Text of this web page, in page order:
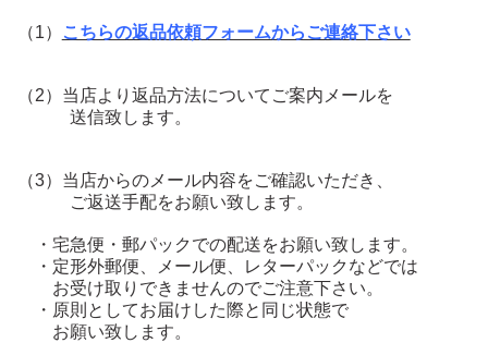
（1） こちらの返品依頼フォームからご連絡下さい
（2）当店より返品方法についてご案内メールを
送信致します。
（3）当店からのメール内容をご確認いただき、
ご返送手配をお願い致します。
・宅急便・郵パックでの配送をお願い致します。
・定形外郵便、メール便、レターパックなどでは
お受け取りできませんのでご注意下さい。
・原則としてお届けした際と同じ状態で
お願い致します。